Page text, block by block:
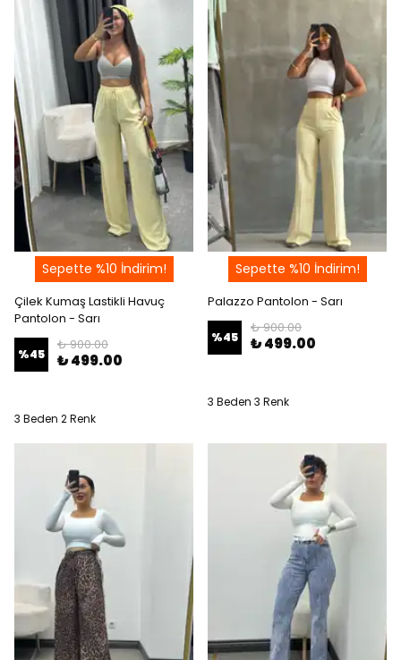
Sepette %10 İndirim!
Çilek Kumaş Lastikli Havuç
Pantolon - Sarı
%45
₺ 900.00
₺ 499.00
3 Beden 2 Renk
Sepette %10 İndirim!
Palazzo Pantolon - Sarı
%45
₺ 900.00
₺ 499.00
3 Beden 3 Renk